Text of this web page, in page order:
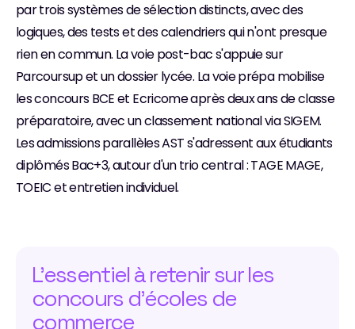
par trois systèmes de sélection distincts, avec des
logiques, des tests et des calendriers qui n'ont presque
rien en commun. La voie post-bac s'appuie sur
Parcoursup et un dossier lycée. La voie prépa mobilise
les concours BCE et Ecricome après deux ans de classe
préparatoire, avec un classement national via SIGEM.
Les admissions parallèles AST s'adressent aux étudiants
diplômés Bac+3, autour d'un trio central : TAGE MAGE,
TOEIC et entretien individuel.
L'essentiel à retenir sur les
concours d'écoles de
commerce